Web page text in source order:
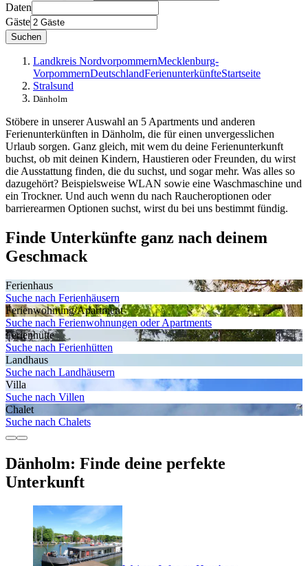
Daten
Gäste
Suchen
Landkreis NordvorpommernMecklenburg-
VorpommernDeutschlandFerienunterkünfteStartseite
Stralsund
Dänholm
Stöbere in unserer Auswahl an 5 Apartments und anderen
Ferienunterkünften in Dänholm, die für einen unvergesslichen
Urlaub sorgen. Ganz gleich, mit wem du deine Ferienunterkunft
buchst, ob mit deinen Kindern, Haustieren oder Freunden, du wirst
die Ausstattung finden, die du suchst, und sogar mehr. Was alles so
dazugehört? Beispielsweise WLAN sowie eine Waschmaschine und
ein Trockner. Und auch wenn du nach Raucheroptionen oder
barrierearmen Optionen suchst, wirst du bei uns bestimmt fündig.
Finde Unterkünfte ganz nach deinem
Geschmack
Ferienhaus
Suche nach Ferienhäusern
Ferienwohnung/Apartment
Suche nach Ferienwohnungen oder Apartments
Ferienhütte
Suche nach Ferienhütten
Landhaus
Suche nach Landhäusern
Villa
Suche nach Villen
Chalet
Suche nach Chalets
Dänholm: Finde deine perfekte
Unterkunft